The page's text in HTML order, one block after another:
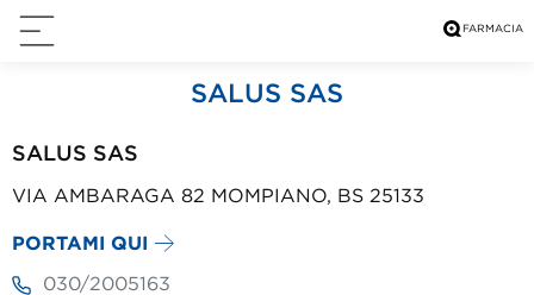
SALUS SAS
SALUS SAS
VIA AMBARAGA 82 MOMPIANO, BS 25133
PORTAMI QUI
030/2005163